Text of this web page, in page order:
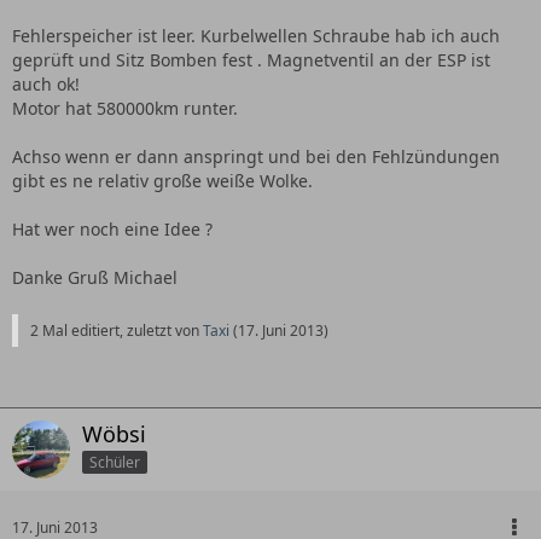
Fehlerspeicher ist leer. Kurbelwellen Schraube hab ich auch
geprüft und Sitz Bomben fest . Magnetventil an der ESP ist
auch ok!
Motor hat 580000km runter.
Achso wenn er dann anspringt und bei den Fehlzündungen
gibt es ne relativ große weiße Wolke.
Hat wer noch eine Idee ?
Danke Gruß Michael
2 Mal editiert, zuletzt vonTaxi (17. Juni 2013)
Wöbsi
Schüler
17. Juni 2013